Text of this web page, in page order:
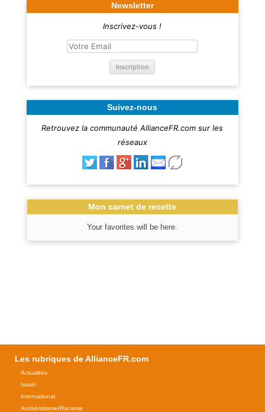
Newsletter
Inscrivez-vous !
Suivez-nous
Retrouvez la communauté AllianceFR.com sur les
réseaux
Mon carnet de recette
Your favorites will be here.
Les rubriques de AllianceFR.com
Actualités
Israël
International
Antisémitisme/Racisme